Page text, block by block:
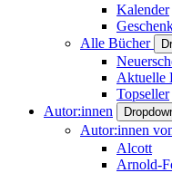
Kalender
Alle Bücher
Aktuelle
Topseller
Autor:innen
Autor:innen
Alcott
Arnold-